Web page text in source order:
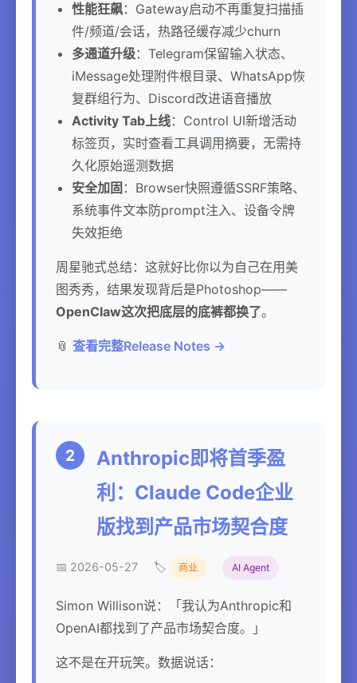
性能狂飙：Gateway启动不再重复扫描插
件/频道/会话，热路径缓存减少churn
多通道升级：Telegram保留输入状态、
iMessage处理附件根目录、WhatsApp恢
复群组行为、Discord改进语音播放
Activity Tab上线：Control UI新增活动
标签页，实时查看工具调用摘要，无需持
久化原始遥测数据
安全加固 ：Browser快照遵循SSRF策略、
系统事件文本防prompt注入、设备令牌
失效拒绝
周星驰式总结：这就好比你以为自己在用美
图秀秀，结果发现背后是Photoshop——
OpenClaw这次把底层的底裤都换了。
📎 查看完整Release Notes →
2
Anthropic即将首季盈
利：Claude Code企业
版找到产品市场契合度
📅 2026-05-27 🏷️ 商业 AI Agent
Simon Willison说：「我认为Anthropic和
OpenAI都找到了产品市场契合度。」
这不是在开玩笑。数据说话：